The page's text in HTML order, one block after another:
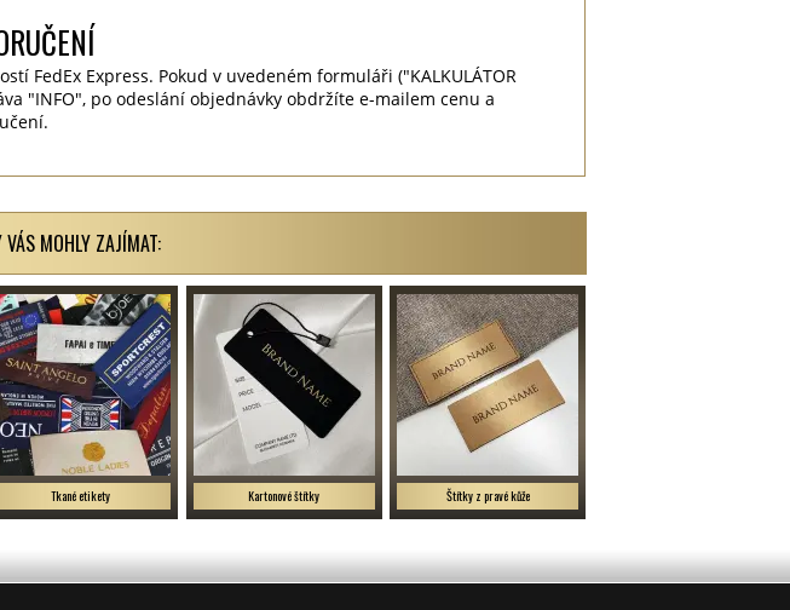
FedEx Express. Pokud v uvedeném formuláři ("KALKULÁTOR
"INFO", po odeslání objednávky obdržíte e-mailem cenu a
MOHLY ZAJÍMAT:
Tkané etikety Kartonové štítky Štítky z pravé kůže